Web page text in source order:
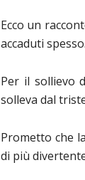
Ecco un
accaduti spesso.
Per il sollievo
solleva dal
Prometto che
di più